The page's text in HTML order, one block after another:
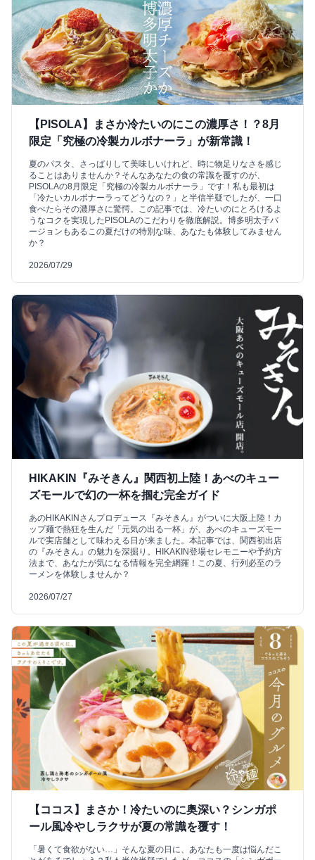
【PISOLA】まさか冷たいのにこの濃厚さ！？8月
限定「究極の冷製カルボナーラ」が新常識！
夏のパスタ、さっぱりして美味しいけれど、時に物足りなさを感じ
ることはありませんか？そんなあなたの食の常識を覆すのが、
PISOLAの8月限定「究極の冷製カルボナーラ」です！私も最初は
「冷たいカルボナーラってどうなの？」と半信半疑でしたが、一口
食べたらその濃厚さに驚愕。この記事では、冷たいのにとろけるよ
うなコクを実現したPISOLAのこだわりを徹底解説。博多明太子バ
ージョンもあるこの夏だけの特別な味、あなたも体験してみません
か？
2026/07/29
HIKAKIN『みそきん』関西初上陸！あべのキュー
ズモールで幻の一杯を掴む完全ガイド
あのHIKAKINさんプロデュース『みそきん』がついに大阪上陸！カ
ップ麺で熱狂を生んだ「元気の出る一杯」が、あべのキューズモー
ルで実店舗として味わえる日が来ました。本記事では、関西初出店
の『みそきん』の魅力を深掘り。HIKAKIN登場セレモニーや予約方
法まで、あなたが気になる情報を完全網羅！この夏、行列必至のラ
ーメンを体験しませんか？
2026/07/27
【ココス】まさか！冷たいのに奥深い？シンガポ
ール風冷やしラクサが夏の常識を覆す！
「暑くて食欲がない…」そんな夏の日に、あなたも一度は悩んだこ